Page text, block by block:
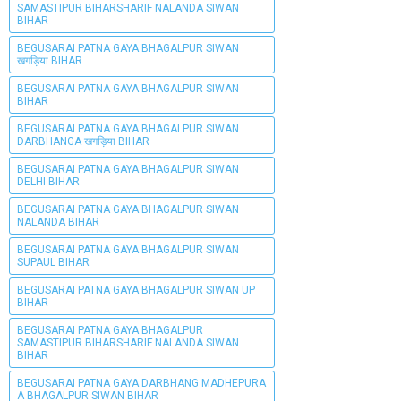
SAMASTIPUR BIHARSHARIF NALANDA SIWAN
BIHAR
BEGUSARAI PATNA GAYA BHAGALPUR SIWAN
खगड़िया BIHAR
BEGUSARAI PATNA GAYA BHAGALPUR SIWAN
BIHAR
BEGUSARAI PATNA GAYA BHAGALPUR SIWAN
DARBHANGA खगड़िया BIHAR
BEGUSARAI PATNA GAYA BHAGALPUR SIWAN
DELHI BIHAR
BEGUSARAI PATNA GAYA BHAGALPUR SIWAN
NALANDA BIHAR
BEGUSARAI PATNA GAYA BHAGALPUR SIWAN
SUPAUL BIHAR
BEGUSARAI PATNA GAYA BHAGALPUR SIWAN UP
BIHAR
BEGUSARAI PATNA GAYA BHAGALPUR
SAMASTIPUR BIHARSHARIF NALANDA SIWAN
BIHAR
BEGUSARAI PATNA GAYA DARBHANG MADHEPURA
A BHAGALPUR SIWAN BIHAR